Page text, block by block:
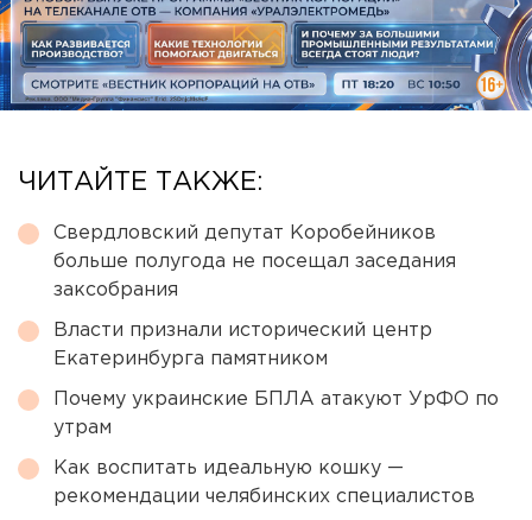
ЧИТАЙТЕ ТАКЖЕ:
Свердловский депутат Коробейников
больше полугода не посещал заседания
заксобрания
Власти признали исторический центр
Екатеринбурга памятником
Почему украинские БПЛА атакуют УрФО по
утрам
Как воспитать идеальную кошку —
рекомендации челябинских специалистов